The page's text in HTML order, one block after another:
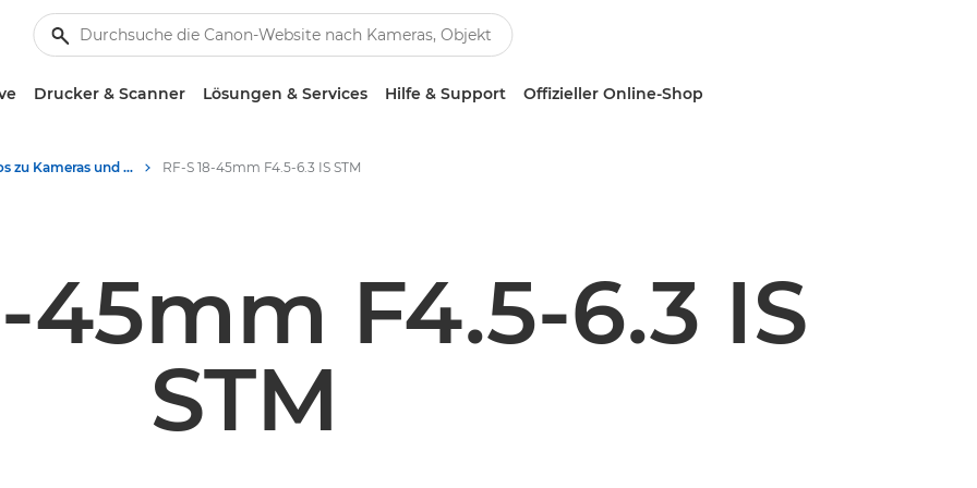
Drucker & Scanner Lösungen & Services Hilfe & Support Offizieller Online-Shop
Produktotos zu Kameras und Zubehör - Canon Presse Center RF-S 18-45mm F4.5-6.3 IS STM
45mm F4.5-6.3 IS
STM